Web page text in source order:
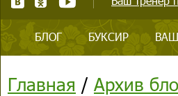
БЛОГ БУКСИР
Главная / Архив